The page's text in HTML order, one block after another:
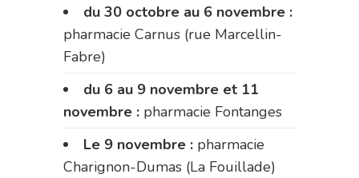
du 30 octobre au 6 novembre :
pharmacie Carnus (rue Marcellin-
Fabre)
du 6 au 9 novembre et 11
novembre : pharmacie Fontanges
Le 9 novembre : pharmacie
Charignon-Dumas (La Fouillade)